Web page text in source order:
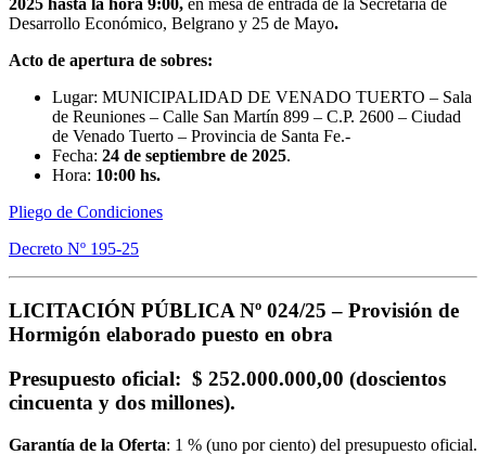
2025 hasta la hora 9:00, en mesa de entrada de la Secretaría de
Desarrollo Económico, Belgrano y 25 de Mayo.
Acto de apertura de sobres:
Lugar: MUNICIPALIDAD DE VENADO TUERTO – Sala
de Reuniones – Calle San Martín 899 – C.P. 2600 – Ciudad
de Venado Tuerto – Provincia de Santa Fe.-
Fecha: 24 de septiembre de 2025.
Hora: 10:00 hs.
Pliego de Condiciones
Decreto Nº 195-25
LICITACIÓN PÚBLICA Nº 024/25 – Provisión de
Hormigón elaborado puesto en obra
Presupuesto oficial: $ 252.000.000,00 (doscientos
cincuenta y dos millones).
Garantía de la Oferta: 1 % (uno por ciento) del presupuesto oficial.